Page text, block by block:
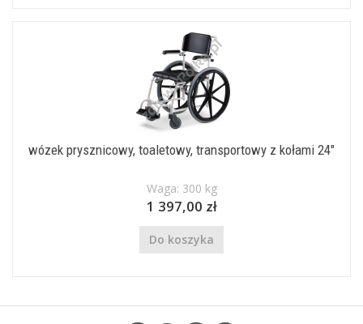
wózek prysznicowy, toaletowy, transportowy z kołami 24"
Waga: 300 kg
1 397,00 zł
Do koszyka